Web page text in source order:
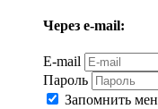
Через e-mail:
E-mail
Пароль
Запомнить